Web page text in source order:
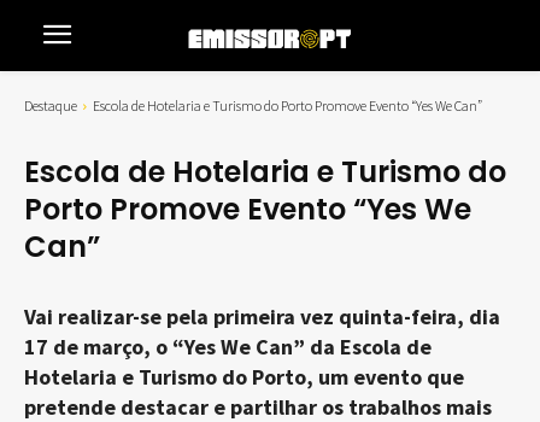
Destaque Escola de Hotelaria e Turismo do Porto Promove Evento “Yes We Can”
Escola de Hotelaria e Turismo do
Porto Promove Evento “Yes We
Can”
Vai realizar-se pela primeira vez quinta-feira, dia
17 de março, o “Yes We Can” da Escola de
Hotelaria e Turismo do Porto, um evento que
pretende destacar e partilhar os trabalhos mais